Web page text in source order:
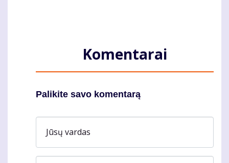
Komentarai
Palikite savo komentarą
Jūsų vardas